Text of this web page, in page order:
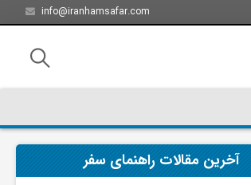
info@iranhamsafar.com
آخرین مقالات راهنمای سفر